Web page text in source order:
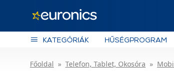
KATEGÓRIÁK HŰSÉGPROGRAM
Főoldal Telefon, Tablet, Okosóra